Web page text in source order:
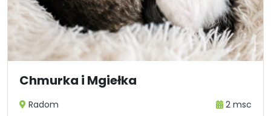
Chmurka i Mgiełka
Radom 2 msc